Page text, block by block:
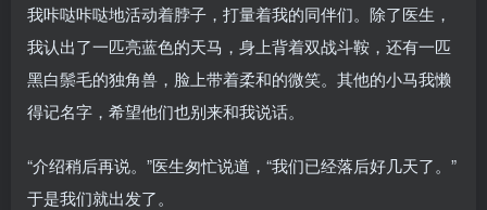
我咔哒咔哒地活动着脖子，打量着我的同伴们。除了医生，
我认出了一匹亮蓝色的天马，身上背着双战斗鞍，还有一匹
黑白鬃毛的独角兽，脸上带着柔和的微笑。其他的小马我懒
得记名字，希望他们也别来和我说话。
“介绍稍后再说。”医生匆忙说道，“我们已经落后好几天了。”
于是我们就出发了。